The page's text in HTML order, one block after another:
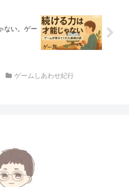
ない。ゲー
ゲームしあわせ紀行